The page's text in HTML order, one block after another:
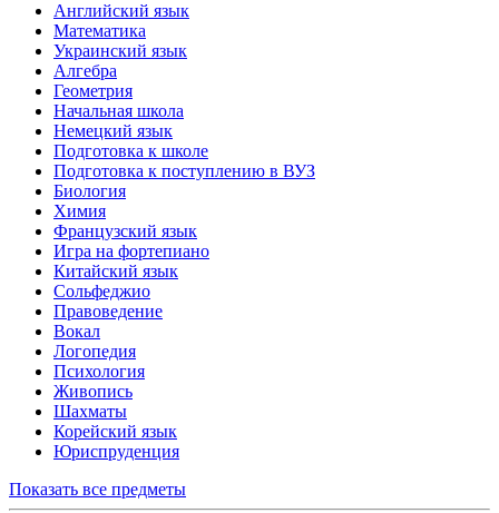
Английский язык
Математика
Украинский язык
Алгебра
Геометрия
Начальная школа
Немецкий язык
Подготовка к школе
Подготовка к поступлению в ВУЗ
Биология
Химия
Французский язык
Игра на фортепиано
Китайский язык
Сольфеджио
Правоведение
Вокал
Логопедия
Психология
Живопись
Шахматы
Корейский язык
Юриспруденция
Показать все предметы